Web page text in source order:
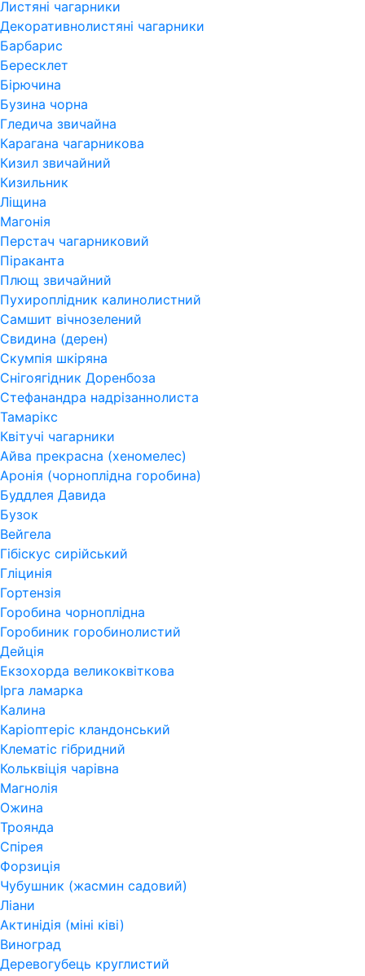
Листяні чагарники
Декоративнолистяні чагарники
Барбарис
Бересклет
Бірючина
Бузина чорна
Гледича звичайна
Карагана чагарникова
Кизил звичайний
Кизильник
Ліщина
Магонія
Перстач чагарниковий
Піраканта
Плющ звичайний
Пухироплідник калинолистний
Самшит вічнозелений
Свидина (дерен)
Скумпія шкіряна
Снігоягідник Доренбоза
Стефанандра надрізаннолиста
Тамарікс
Квітучі чагарники
Айва прекрасна (хеномелес)
Аронія (чорноплідна горобина)
Буддлея Давида
Бузок
Вейгела
Гібіскус сирійський
Гліцинія
Гортензія
Горобина чорноплідна
Горобиник горобинолистий
Дейція
Екзохорда великоквіткова
Ірга ламарка
Калина
Каріоптеріс кландонський
Клематіс гібридний
Кольквіція чарівна
Магнолія
Ожина
Троянда
Спірея
Форзиція
Чубушник (жасмин садовий)
Ліани
Актинідія (міні ківі)
Виноград
Деревогубець круглистий